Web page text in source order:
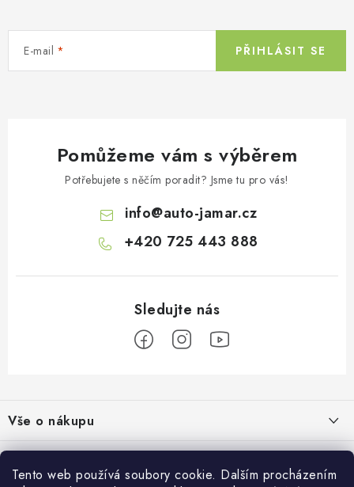
Tento web používá soubory cookie. Dalším procházením
E-mail PŘIHLÁSIT SE
Pomůžeme vám s výběrem
Potřebujete s něčím poradit? Jsme tu pro vás!
info@auto-jamar.cz
+420 725 443 888
p
a
Vše o nákupu
Doprava a platba
Vrácení a výměna